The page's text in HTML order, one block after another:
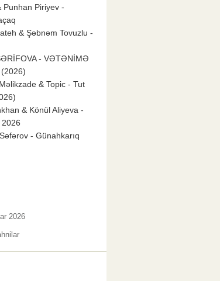
Punhan Piriyev -
& Şəbnəm Tovuzlu -
- VƏTƏNİMƏ
(2026)
& Topic - Tut
& Könül Aliyeva -
- Günahkarıq
2026